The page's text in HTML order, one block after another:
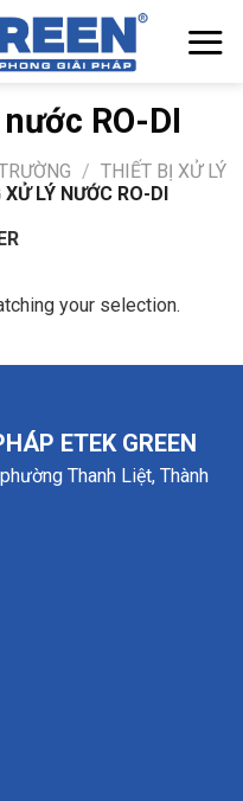
RO-DI
/ THIẾT BỊ XỬ LÝ
XỬ LÝ NƯỚC RO-DI
your selection.
ETEK GREEN
Thanh Liệt, Thành